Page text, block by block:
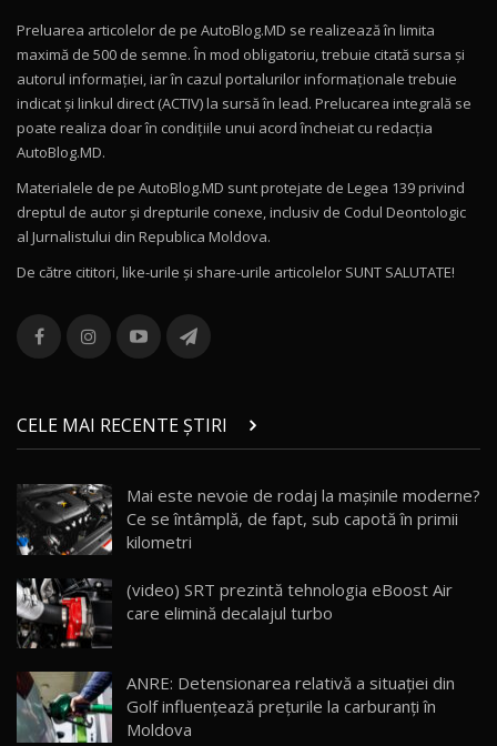
Mercedes-AMG E 53 HYBRID 4MATIC+ / Test
Drive AutoBlog.MD
16:27
11
Noul Volvo ES90 / Test Drive AutoBlog.MD
12
Noul MG HS / Test Drive AutoBlog.MD
16:48
13
combină aventura cu luxul / AutoBlog.MD
36:08
chinez care face lumea să se întoarcă după el
/ AutoBlog.MD
17:27
15 14:37
16
AutoBlogMD
13:10
17 20:06
Preluarea articolelor de pe AutoBlog.MD se realizează în limita
maximă de 500 de semne. În mod obligatoriu, trebuie citată sursa și
autorul informației, iar în cazul portalurilor informaționale trebuie
indicat și linkul direct (ACTIV) la sursă în lead. Prelucarea integrală se
poate realiza doar în condițiile unui acord încheiat cu redacţia
AutoBlog.MD.
Materialele de pe AutoBlog.MD sunt protejate de Legea 139 privind
dreptul de autor și drepturile conexe, inclusiv de Codul Deontologic
al Jurnalistului din Republica Moldova.
De către cititori, like-urile şi share-urile articolelor SUNT SALUTATE!
CELE MAI RECENTE ȘTIRI
Mai este nevoie de rodaj la mașinile moderne?
Ce se întâmplă, de fapt, sub capotă în primii
kilometri
(video) SRT prezintă tehnologia eBoost Air
care elimină decalajul turbo
ANRE: Detensionarea relativă a situației din
Golf influențează prețurile la carburanți în
Moldova